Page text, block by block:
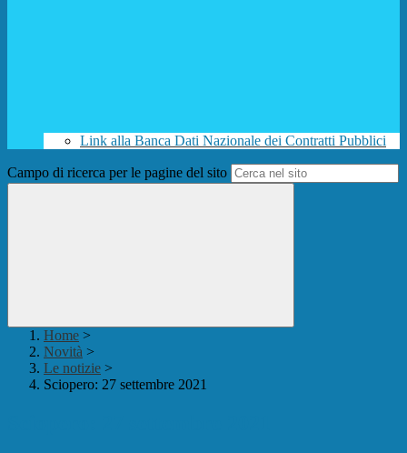
Link alla Banca Dati Nazionale dei Contratti Pubblici
Campo di ricerca per le pagine del sito
Home >
Novità >
Le notizie >
Sciopero: 27 settembre 2021